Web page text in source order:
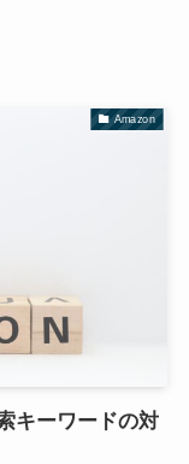
Amazon
キーワードの対